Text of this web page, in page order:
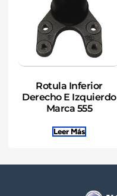
Rotula Inferior
Derecho E Izquierdo
Marca 555
Leer Más